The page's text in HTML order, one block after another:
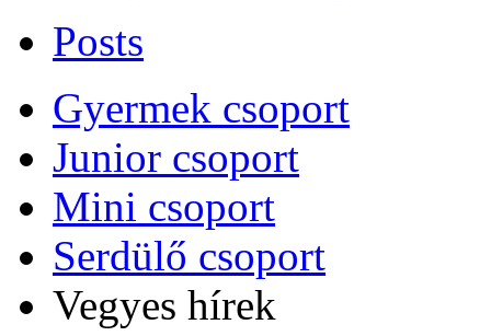
Posts
Gyermek csoport
Junior csoport
Mini csoport
Serdülő csoport
Vegyes hírek